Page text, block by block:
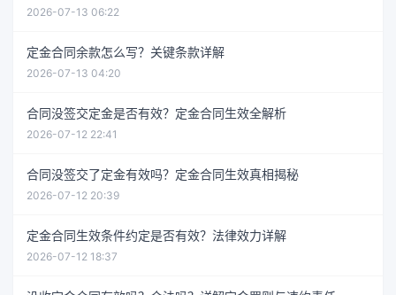
2026-07-13 06:22
定金合同余款怎么写？关键条款详解
2026-07-13 04:20
合同没签交定金是否有效？定金合同生效全解析
2026-07-12 22:41
合同没签交了定金有效吗？定金合同生效真相揭秘
2026-07-12 20:39
定金合同生效条件约定是否有效？法律效力详解
2026-07-12 18:37